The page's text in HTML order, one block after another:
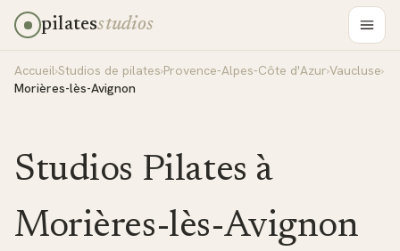
pilatesstudios
Accueil›Studios de pilates›Provence-Alpes-Côte d'Azur›Vaucluse›
Morières-lès-Avignon
Studios Pilates à
Morières-lès-Avignon